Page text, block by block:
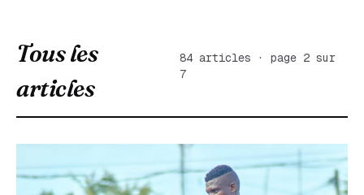
Tous les
articles
84 articles · page 2 sur
7